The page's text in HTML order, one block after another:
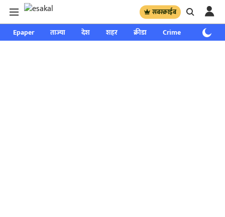
सबस्क्राईब
Epaper ताज्या देश शहर क्रीडा Crime साप्ताहिक